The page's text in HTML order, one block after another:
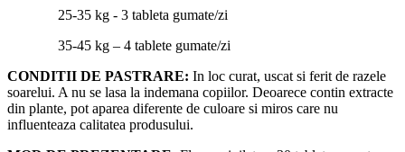
25-35 kg - 3 tableta gumate/zi
35-45 kg – 4 tablete gumate/zi
CONDITII DE PASTRARE: In loc curat, uscat si ferit de razele
soarelui. A nu se lasa la indemana copiilor. Deoarece contin extracte
din plante, pot aparea diferente de culoare si miros care nu
influenteaza calitatea produsului.